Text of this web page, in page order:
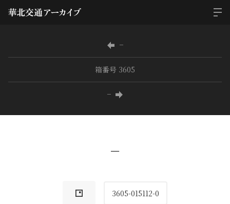
−
箱番号 3605
−
−
3605-015112-0